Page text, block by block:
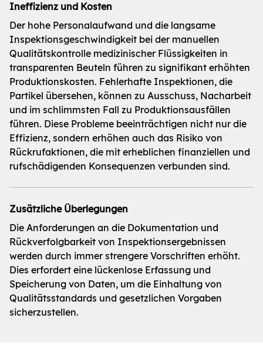
Ineffizienz und Kosten
Der hohe Personalaufwand und die langsame
Inspektionsgeschwindigkeit bei der manuellen
Qualitätskontrolle medizinischer Flüssigkeiten in
transparenten Beuteln führen zu signifikant erhöhten
Produktionskosten. Fehlerhafte Inspektionen, die
Partikel übersehen, können zu Ausschuss, Nacharbeit
und im schlimmsten Fall zu Produktionsausfällen
führen. Diese Probleme beeinträchtigen nicht nur die
Effizienz, sondern erhöhen auch das Risiko von
Rückrufaktionen, die mit erheblichen finanziellen und
rufschädigenden Konsequenzen verbunden sind.
Zusätzliche Überlegungen
Die Anforderungen an die Dokumentation und
Rückverfolgbarkeit von Inspektionsergebnissen
werden durch immer strengere Vorschriften erhöht.
Dies erfordert eine lückenlose Erfassung und
Speicherung von Daten, um die Einhaltung von
Qualitätsstandards und gesetzlichen Vorgaben
sicherzustellen.